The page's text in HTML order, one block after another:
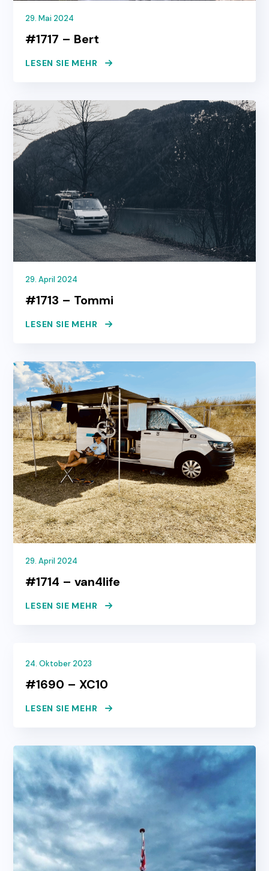
29. Mai 2024
#1717 – Bert
LESEN SIE MEHR
29. April 2024
#1713 – Tommi
LESEN SIE MEHR
29. April 2024
#1714 – van4life
LESEN SIE MEHR
24. Oktober 2023
#1690 – XC10
LESEN SIE MEHR